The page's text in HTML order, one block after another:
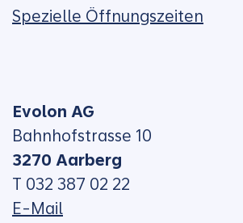
Spezielle Öffnungszeiten
Evolon AG
Bahnhofstrasse 10
3270 Aarberg
T 032 387 02 22
E-Mail